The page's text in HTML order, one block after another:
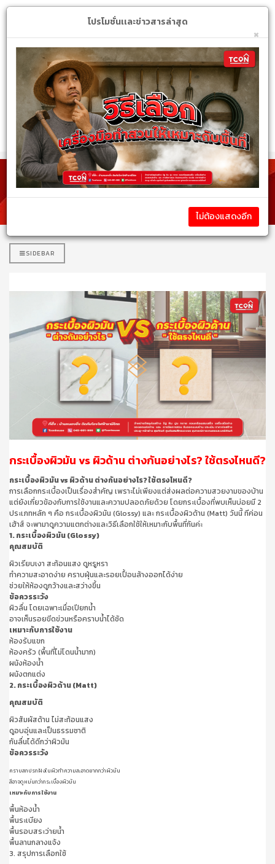
หมวดหมู่สินค้า
รายละเอียดโปรโมชั่นเเละข่าวสาร
SIDEBAR
กระเบื้องผิวมัน vs ผิวด้าน ต่างกันอย่างไร? ใช้ตรงไหนดี?
กระเบื้องผิวมัน vs ผิวด้าน ต่างกันอย่างไร? ใช้ตรงไหนดี?
การเลือกกระเบื้องเป็นเรื่องสำคัญ เพราะไม่เพียงแต่ส่งผลต่อความสวยงามของบ้าน
แต่ยังเกี่ยวข้องกับการใช้งานและความปลอดภัยด้วย โดยกระเบื้องที่พบเห็นบ่อยมี 2
ประเภทหลัก ๆ คือ กระเบื้องผิวมัน (Glossy) และ กระเบื้องผิวด้าน (Matt) วันนี้ ทีค่อน
เฮ้าส์ จะพามาดูความแตกต่างและวิธีเลือกใช้ให้เหมาะกับพื้นที่กันค่ะ
1. กระเบื้องผิวมัน (Glossy)
คุณสมบัติ
ผิวเรียบเงา สะท้อนแสง ดูหรูหรา
ทำความสะอาดง่าย คราบฝุ่นและรอยเปื้อนล้างออกได้ง่าย
ช่วยให้ห้องดูกว้างและสว่างขึ้น
ข้อควรระวัง
ผิวลื่น โดยเฉพาะเมื่อเปียกน้ำ
อาจเห็นรอยขีดข่วนหรือคราบน้ำได้ชัด
เหมาะกับการใช้งาน
ห้องรับแขก
ห้องครัว (พื้นที่ไม่โดนน้ำมาก)
ผนังห้องน้ำ
ผนังตกแต่ง
2. กระเบื้องผิวด้าน (Matt)
คุณสมบัติ
ผิวสัมผัสด้าน ไม่สะท้อนแสง
ดูอบอุ่นและเป็นธรรมชาติ
กันลื่นได้ดีกว่าผิวมัน
ข้อควรระวัง
คราบสกปรกฝังในผิวทำความสะอาดยากกว่าผิวมัน
สีอาจดูหม่นกว่ากระเบื้องผิวมัน
เหมาะกับการใช้งาน
พื้นห้องน้ำ
พื้นระเบียง
พื้นรอบสระว่ายน้ำ
พื้นลานกลางแจ้ง
3. สรุปการเลือกใช้
โปรโมชั่นเเละข่าวสารล่าสุด
×
ไม่ต้องแสดงอีก